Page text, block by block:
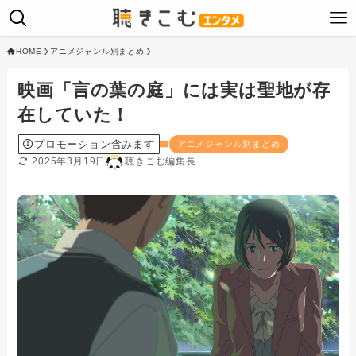
HOME アニメジャンル別まとめ
映画「言の葉の庭」には実は聖地が存
在していた！
プロモーション含みます アニメジャンル別まとめ
2025年3月19日 聴きこむ編集長